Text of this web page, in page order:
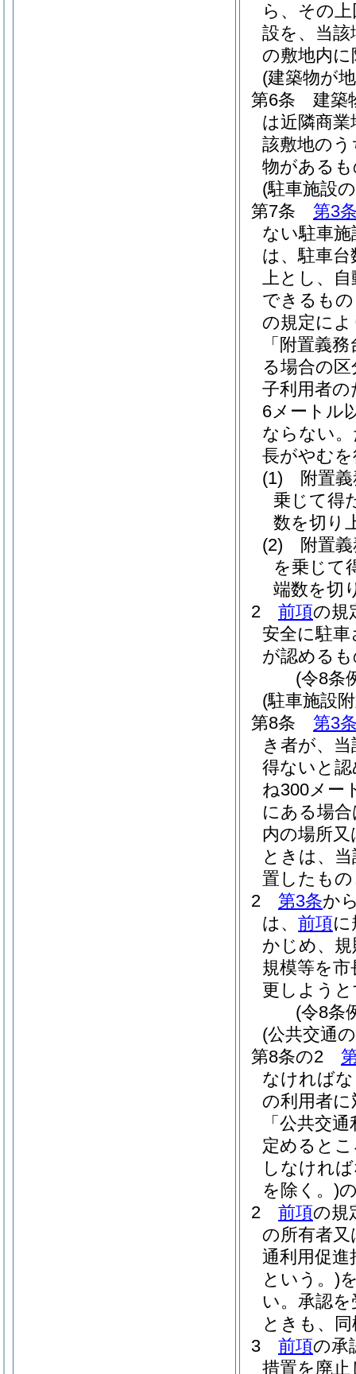
ら、その
設を、当該
の敷地内
(建築物が
第6条
建築
は近隣商
該敷地の
物がある
(駐車施設
第7条
第3
ない駐車
は、駐車
上とし、
できるも
の規定に
「附置義
る場合の
子利用者
6メートル
ならない。
長がやむ
(1)
附置
乗じて得
数を切り
(2)
附置
を乗じて
端数を切
2
前項の規
安全に駐
が認める
(令8条
(駐車施設
第8条
第3
き者が、
得ないと
ね300メー
にある場
内の場所
ときは、
置したも
2
第3条か
は、 前項
かじめ、
規模等を
更しよう
(令8条
(公共交通
第8条の2
なければ
の利用者
「公共交
定めると
しなけれ
を除く。)
2
前項の規
の所有者
通利用促進
という。)
い。 承認を
ときも、
3
前項の承
措置を廃